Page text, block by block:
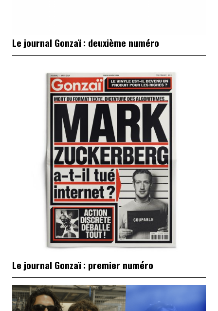
Le journal Gonzaï : deuxième numéro
Le journal Gonzaï : premier numéro